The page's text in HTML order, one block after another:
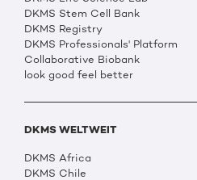
DKMS Stem Cell Bank
DKMS Registry
DKMS Professionals' Platform
Collaborative Biobank
look good feel better
DKMS WELTWEIT
DKMS Africa
DKMS Chile